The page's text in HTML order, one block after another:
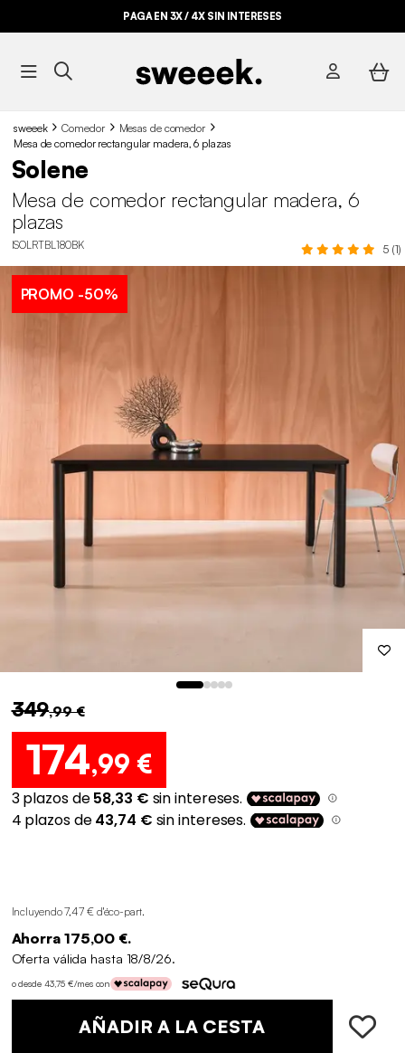
PAGA EN 3X / 4X SIN INTERESES
sweeek Comedor
Mesas de comedor
Mesa de comedor rectangular madera, 6 plazas
Solene
Mesa de comedor rectangular madera, 6
plazas
ISOLRTBL180BK 5 (1)
PROMO -50%
349,99 €
174,99 €
Incluyendo 7,47 € d'éco-part.
Ahorra 175,00 €.
Oferta válida hasta 18/8/26.
o desde 43,75 €/mes con
AÑADIR A LA CESTA